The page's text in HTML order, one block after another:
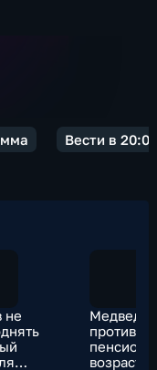
Вести в 20:00
не
против
возраст